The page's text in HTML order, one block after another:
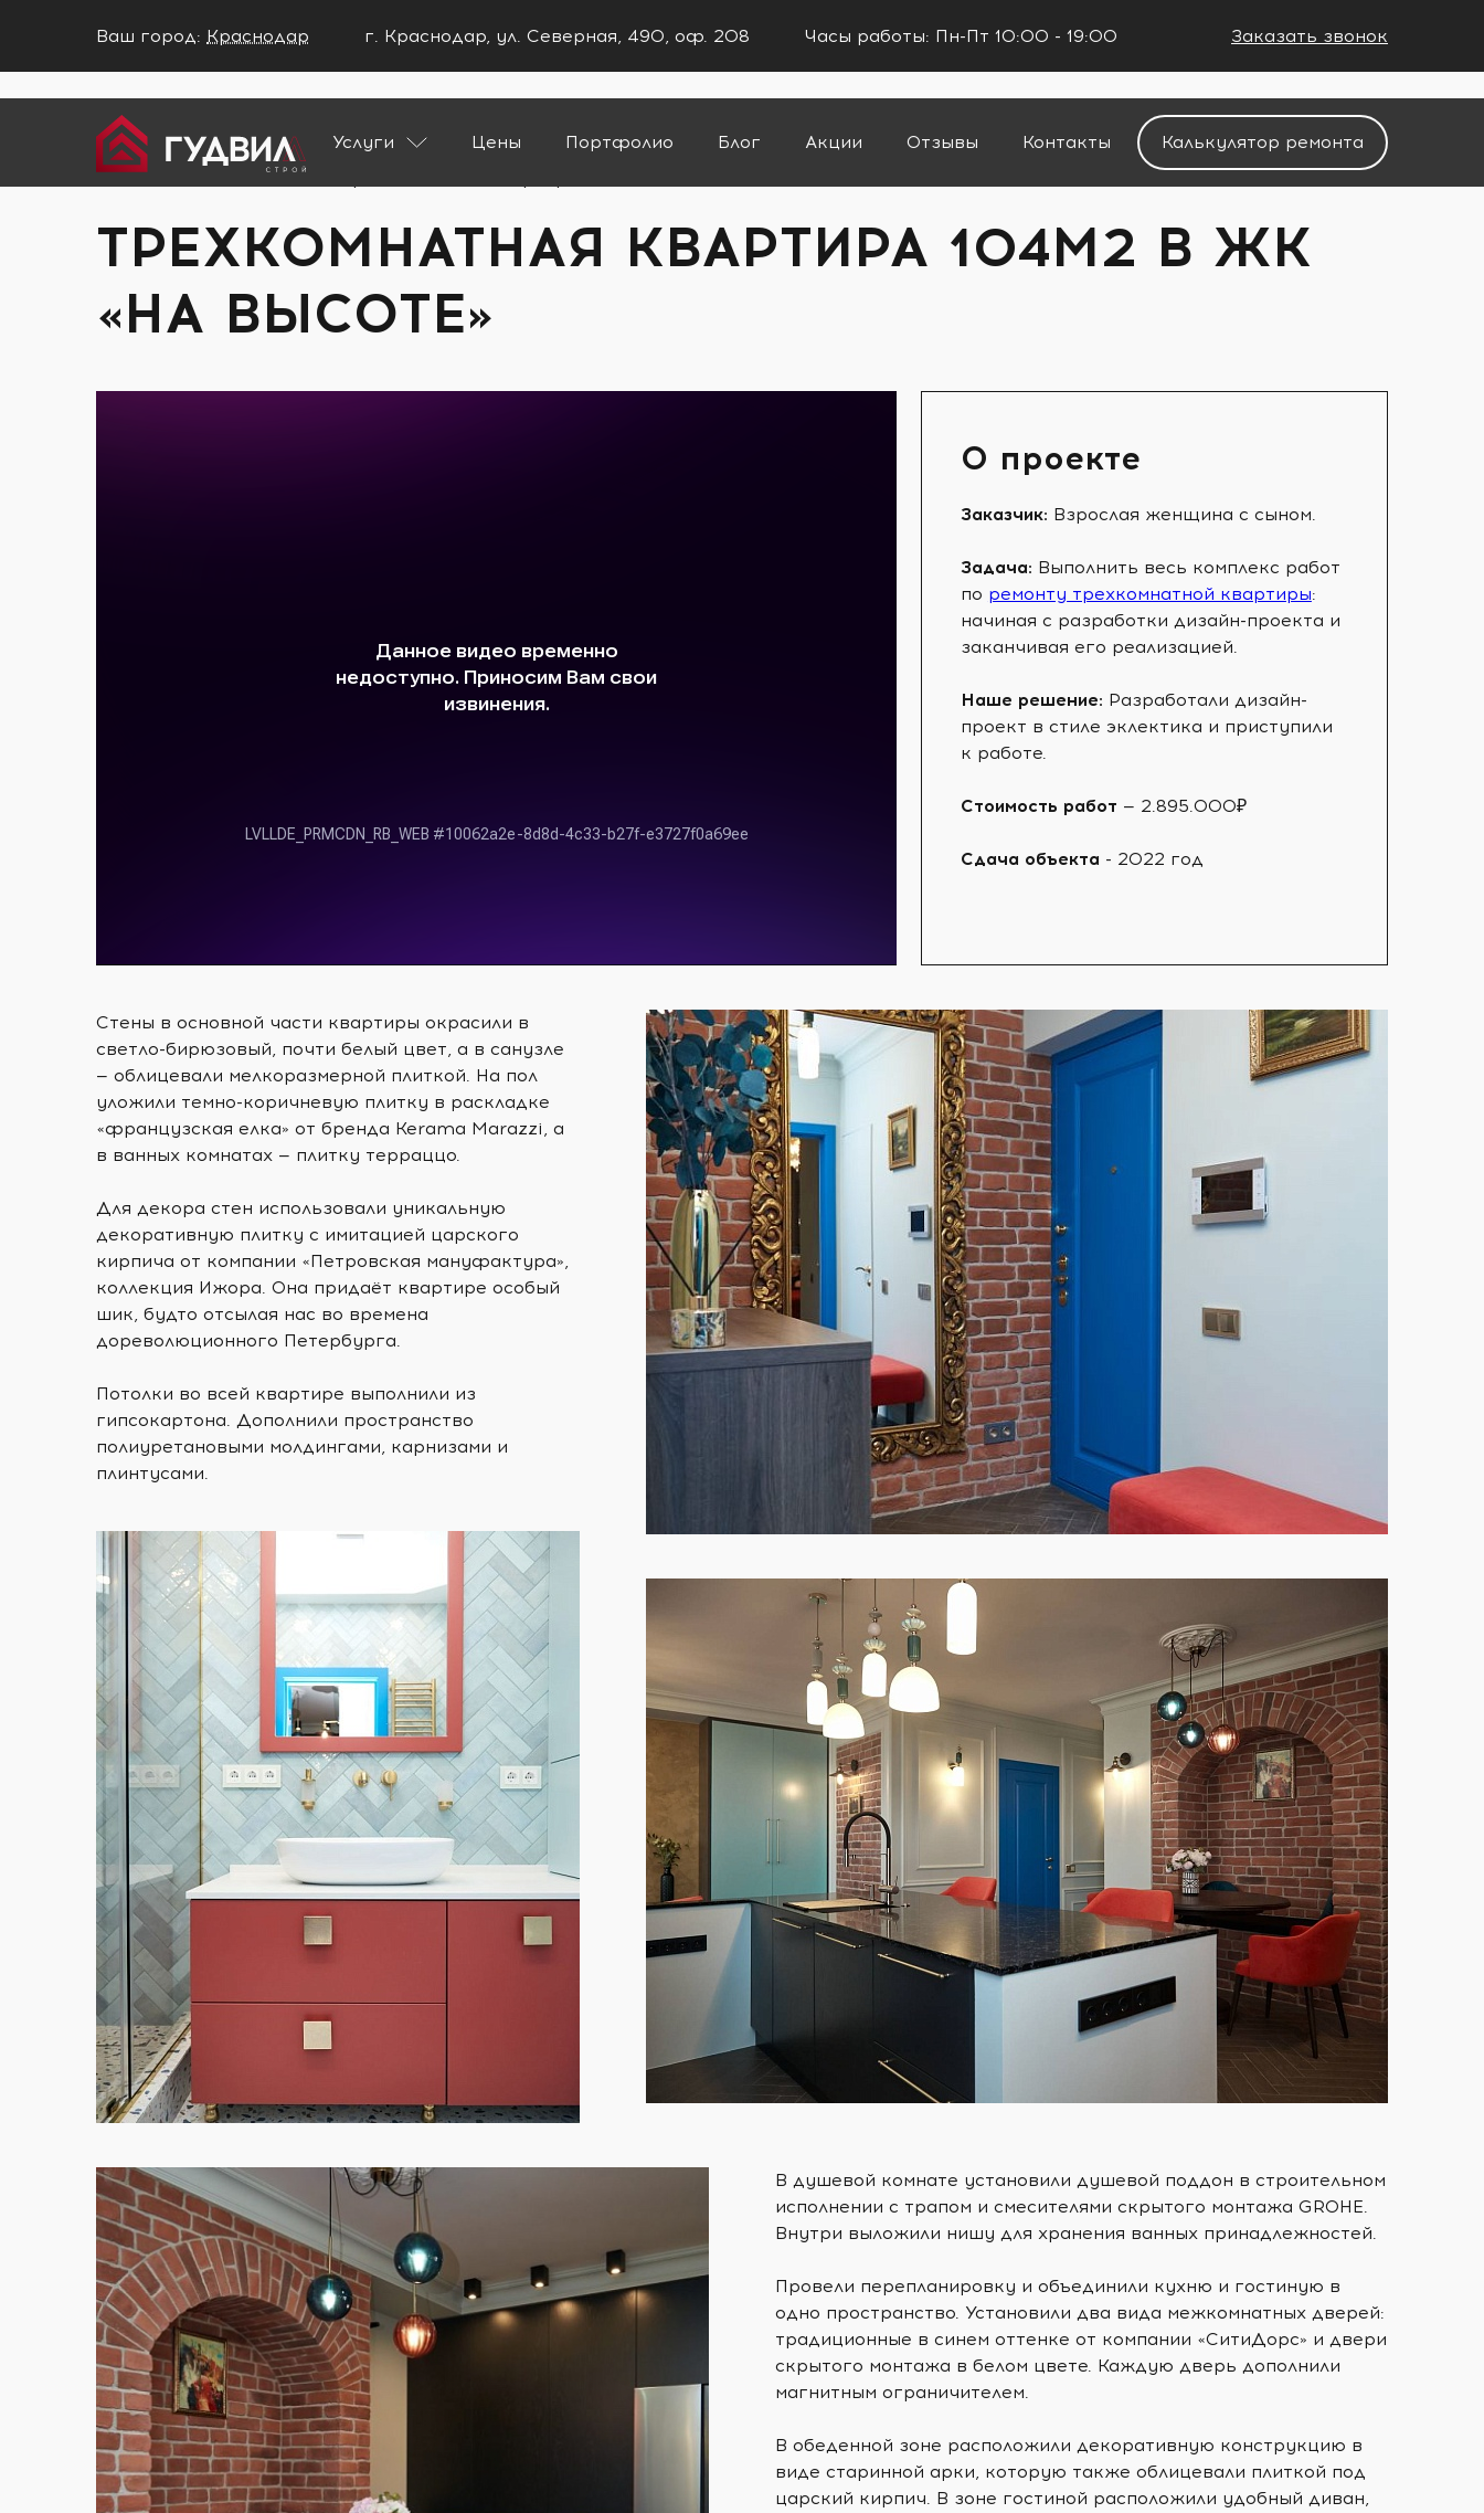
Ваш город: Краснодар
Ваш город Краснодар?
НЕТ
г. Краснодар, ул. Северная, 490, оф. 208 Часы работы: Пн-Пт 10:00 - 19:00 Заказать звонок
Услуги
Цены Портфолио Блог Акции Отзывы Контакты
Калькулятор ремонта
Главная
Портфолио
ТРЕХКОМНАТНАЯ КВАРТИРА 104М2 В ЖК
«НА ВЫСОТЕ»
О проекте
Заказчик: Взрослая женщина с сыном.
Задача: Выполнить весь комплекс работ
по ремонту трехкомнатной квартиры:
начиная с разработки дизайн-проекта и
заканчивая его реализацией.
Наше решение: Разработали дизайн-
проект в стиле эклектика и приступили
к работе.
Стоимость работ — 2.895.000₽
Сдача объекта - 2022 год⠀
Стены в основной части квартиры окрасили в
светло-бирюзовый, почти белый цвет, а в санузле
— облицевали мелкоразмерной плиткой. На пол
уложили темно-коричневую плитку в раскладке
«французская елка» от бренда Kerama Marazzi, а
в ванных комнатах — плитку терраццо.
Для декора стен использовали уникальную
декоративную плитку с имитацией царского
кирпича от компании «Петровская мануфактура»,
коллекция Ижора. Она придаёт квартире особый
шик, будто отсылая нас во времена
дореволюционного Петербурга.
Потолки во всей квартире выполнили из
гипсокартона. Дополнили пространство
полиуретановыми молдингами, карнизами и
плинтусами.
В душевой комнате установили душевой поддон в строительном
исполнении с трапом и смесителями скрытого монтажа GROHE.
Внутри выложили нишу для хранения ванных принадлежностей.
Провели перепланировку и объединили кухню и гостиную в
одно пространство. Установили два вида межкомнатных дверей:
традиционные в синем оттенке от компании «СитиДорс» и двери
скрытого монтажа в белом цвете. Каждую дверь дополнили
магнитным ограничителем.
В обеденной зоне расположили декоративную конструкцию в
виде старинной арки, которую также облицевали плиткой под
царский кирпич. В зоне гостиной расположили удобный диван,